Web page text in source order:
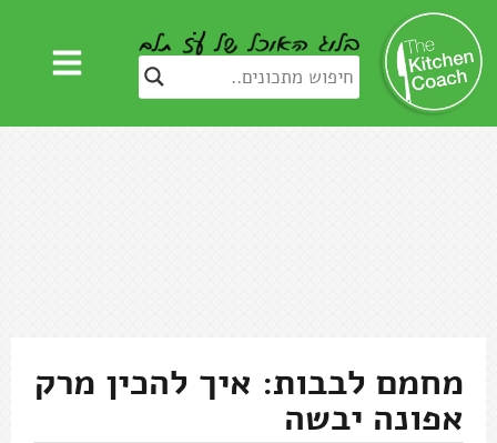
מחמם לבבות: איך להכין מרק
אפונה יבשה